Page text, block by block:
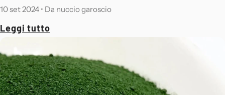
10 set 2024 • Da nuccio garoscio
Leggi tutto